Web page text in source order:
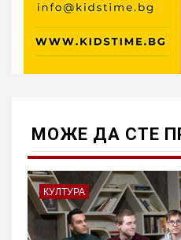
МОЖE ДА СТЕ
КУЛТУРА